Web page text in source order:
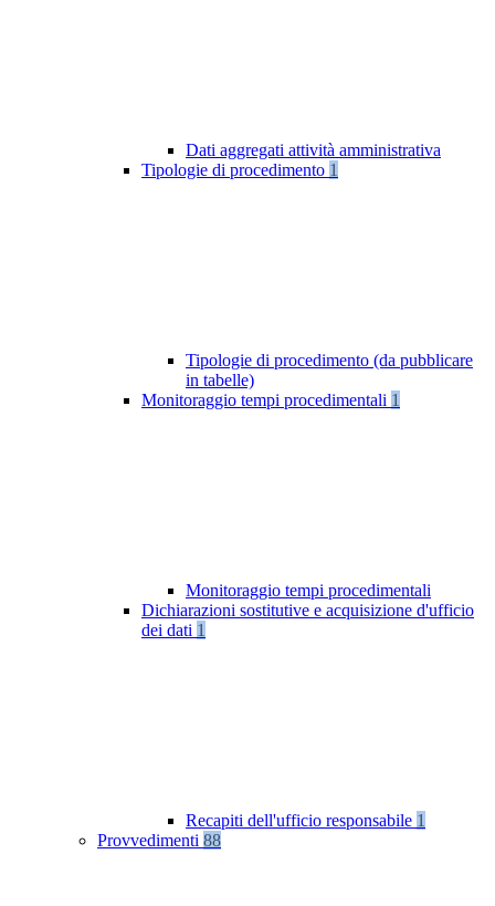
Dati aggregati attività amministrativa
Tipologie di procedimento 1
Tipologie di procedimento (da pubblicare
in tabelle)
Monitoraggio tempi procedimentali 1
Monitoraggio tempi procedimentali
Dichiarazioni sostitutive e acquisizione d'ufficio
dei dati 1
Recapiti dell'ufficio responsabile 1
Provvedimenti 88